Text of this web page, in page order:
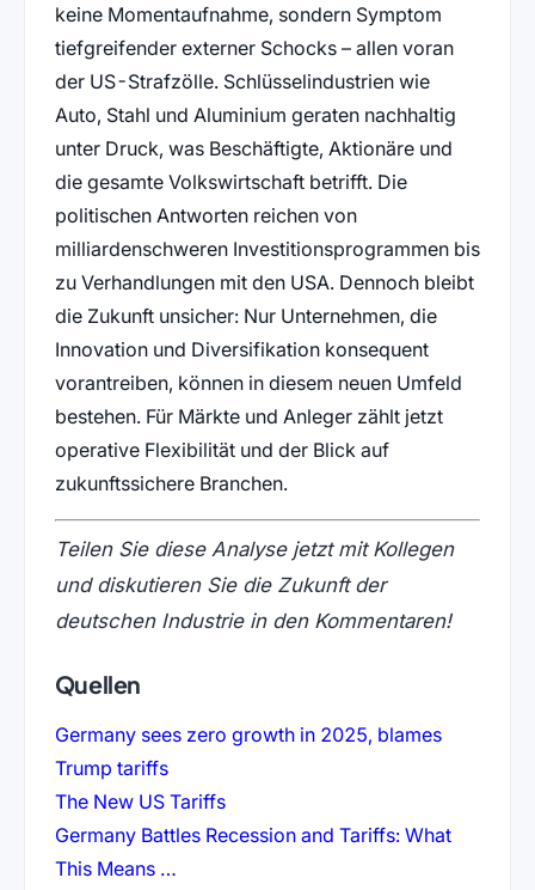
keine Momentaufnahme, sondern Symptom
tiefgreifender externer Schocks – allen voran
der US-Strafzölle. Schlüsselindustrien wie
Auto, Stahl und Aluminium geraten nachhaltig
unter Druck, was Beschäftigte, Aktionäre und
die gesamte Volkswirtschaft betrifft. Die
politischen Antworten reichen von
milliardenschweren Investitionsprogrammen bis
zu Verhandlungen mit den USA. Dennoch bleibt
die Zukunft unsicher: Nur Unternehmen, die
Innovation und Diversifikation konsequent
vorantreiben, können in diesem neuen Umfeld
bestehen. Für Märkte und Anleger zählt jetzt
operative Flexibilität und der Blick auf
zukunftssichere Branchen.
Teilen Sie diese Analyse jetzt mit Kollegen
und diskutieren Sie die Zukunft der
deutschen Industrie in den Kommentaren!
Quellen
Germany sees zero growth in 2025, blames
Trump tariffs(öffnet in neuem Tab)
The New US Tariffs(öffnet in neuem Tab)
Germany Battles Recession and Tariffs: What
This Means …(öffnet in neuem Tab)